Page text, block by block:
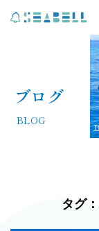
ブログ
BLOG
タグ